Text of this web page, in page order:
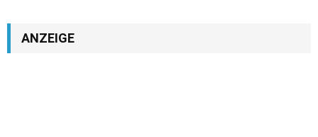
ANZEIGE